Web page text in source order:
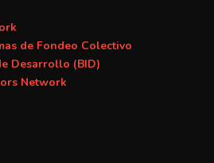
de Fondeo Colectivo
Desarrollo (BID)
Network